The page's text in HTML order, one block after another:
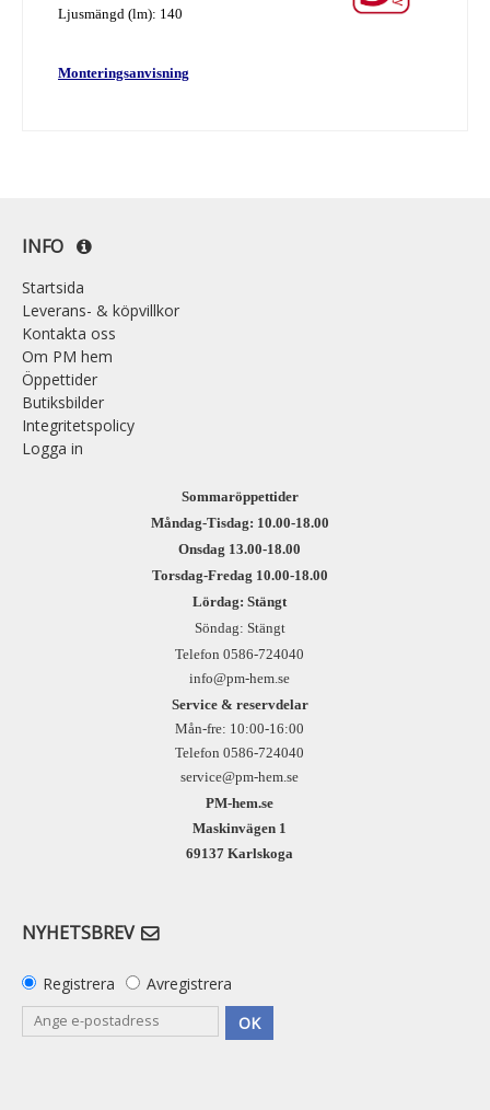
Ljusmängd (lm): 140
Monteringsanvisning
INFO
Startsida
Leverans- & köpvillkor
Kontakta oss
Om PM hem
Öppettider
Butiksbilder
Integritetspolicy
Logga in
Sommaröppettider
Måndag-Tisdag: 10.00-18.00
Onsdag 13.00-18.00
Torsdag-Fredag 10.00-18.00
Lördag: Stängt
Söndag: Stängt
Telefon 0586-724040
info@pm-hem.se
Service & reservdelar
Mån-fre: 10:00-16:00
Telefon 0586-724040
service@pm-hem.se
PM-hem.se
Maskinvägen 1
69137 Karlskoga
NYHETSBREV
Registrera
Avregistrera
OK